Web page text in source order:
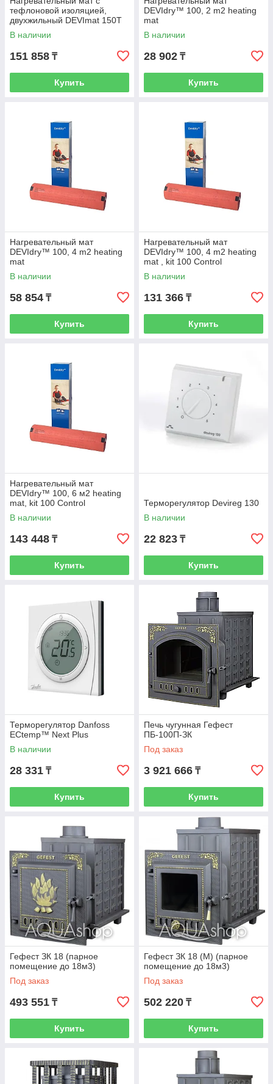
тефлоновой изоляцией,
двухжильный DEVImat 150T
В наличии
151 858 ₸
Купить
DEVIdry™ 100, 2 m2 heating
mat
В наличии
28 902 ₸
Купить
Нагревательный мат
DEVIdry™ 100, 4 m2 heating
mat
В наличии
58 854 ₸
Купить
Нагревательный мат
DEVIdry™ 100, 4 m2 heating
mat , kit 100 Control
В наличии
131 366 ₸
Купить
Нагревательный мат
DEVIdry™ 100, 6 м2 heating
mat, kit 100 Control
В наличии
143 448 ₸
Купить
Терморегулятор Devireg 130
В наличии
22 823 ₸
Купить
Терморегулятор Danfoss
ECtemp™ Next Plus
В наличии
28 331 ₸
Купить
Печь чугунная Гефест
ПБ-100П-ЗК
Под заказ
3 921 666 ₸
Купить
Гефест ЗК 18 (парное
помещение до 18м3)
Под заказ
493 551 ₸
Купить
Гефест ЗК 18 (М) (парное
помещение до 18м3)
Под заказ
502 220 ₸
Купить